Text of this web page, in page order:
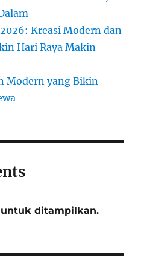
Kreasi Modern dan
Hari Raya Makin
Modern yang Bikin
ditampilkan.